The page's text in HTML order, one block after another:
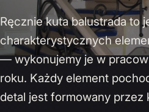
Ręcznie kuta balustrada to
charakterystycznych
— wykonujemy je w
roku. Każdy element
detal jest formowany przez